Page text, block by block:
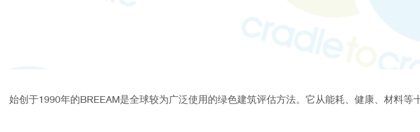
始创于1990年的BREEAM是全球较为广泛使用的绿色建筑评估方法。它从能耗、健康、材料等